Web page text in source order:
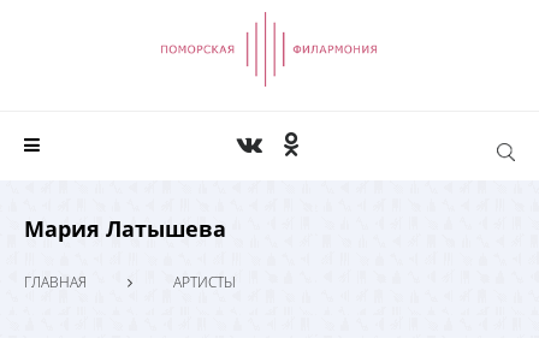
Мария Латышева
ГЛАВНАЯ АРТИСТЫ